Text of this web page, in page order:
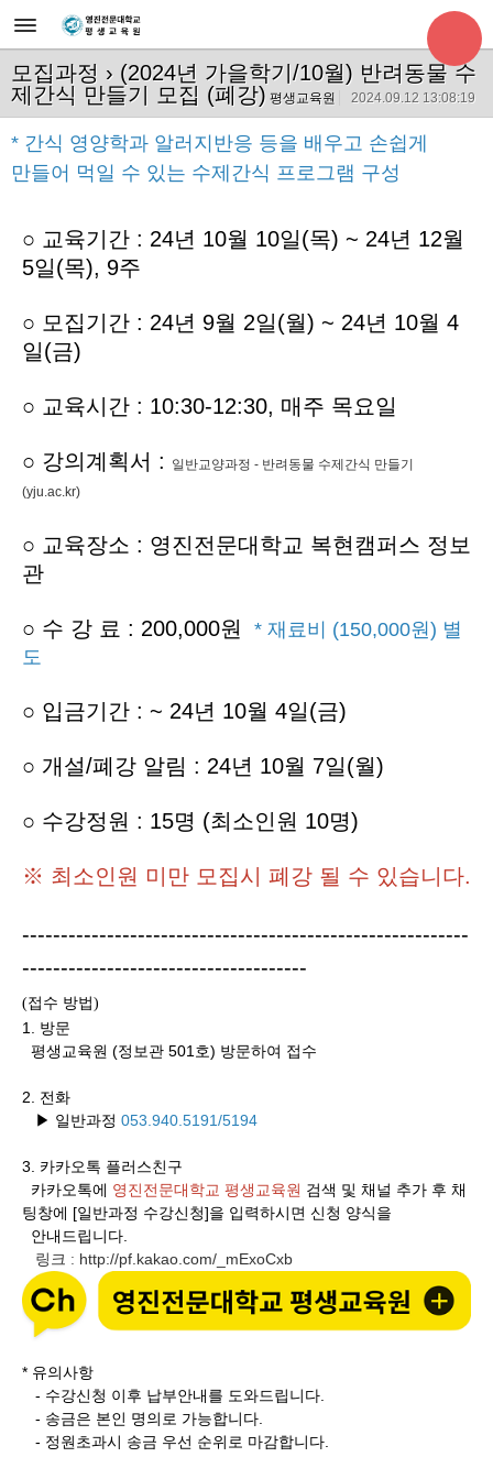
모집과정 › (2024년 가을학기/10월) 반려동물 수
제간식 만들기 모집 (폐강) 평생교육원 2024.09.12 13:08:19
* 간식 영양학과 알러지반응 등을 배우고 손쉽게
만들어 먹일 수 있는 수제간식 프로그램 구성
○ 교육기간 : 24년 10월 10일(목) ~ 24년 12월
5일(목), 9주
○ 모집기간 : 24년 9월 2일(월) ~ 24년 10월 4
일(금)
○ 교육시간 : 10:30-12:30, 매주 목요일
○ 강의계획서 :
일반교양과정 - 반려동물 수제간식 만들기
(yju.ac.kr)
○ 교육장소 : 영진전문대학교 복현캠퍼스 정보
관
○ 수 강 료 : 200,000원 * 재료비 (150,000원) 별
도
○ 입금기간 : ~ 24년 10월 4일(금)
○ 개설/폐강 알림 : 24년 10월 7일(월)
○ 수강정원 : 15명 (최소인원 10명)
※ 최소인원 미만 모집시 폐강 될 수 있습니다.
----------------------------------------------------------
-------------------------------------
(접수 방법)
1. 방문
평생교육원 (정보관 501호) 방문하여 접수
2. 전화
▶ 일반과정 053.940.5191/5194
3. 카카오톡 플러스친구
카카오톡에 영진전문대학교 평생교육원 검색 및 채널 추가 후 채
팅창에 [일반과정 수강신청]을 입력하시면 신청 양식을
안내드립니다.
링크 : http://pf.kakao.com/_mExoCxb
* 유의사항
- 수강신청 이후 납부안내를 도와드립니다.
- 송금은 본인 명의로 가능합니다.
- 정원초과시 송금 우선 순위로 마감합니다.